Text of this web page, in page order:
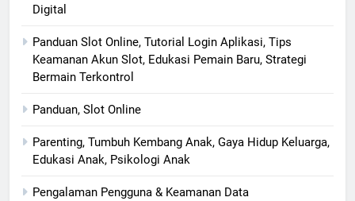
Digital
Panduan Slot Online, Tutorial Login Aplikasi, Tips
Keamanan Akun Slot, Edukasi Pemain Baru, Strategi
Bermain Terkontrol
Panduan, Slot Online
Parenting, Tumbuh Kembang Anak, Gaya Hidup Keluarga,
Edukasi Anak, Psikologi Anak
Pengalaman Pengguna & Keamanan Data